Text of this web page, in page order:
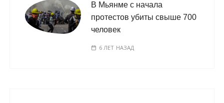
В Мьянме с начала
протестов убиты свыше 700
человек
6 ЛЕТ НАЗАД